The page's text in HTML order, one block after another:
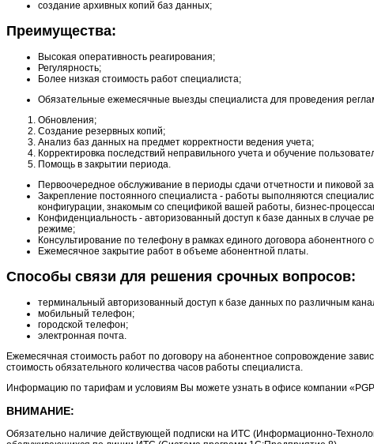
создание архивных копий баз данных;
Преимущества:
Высокая оперативность реагирования;
Регулярность;
Более низкая стоимость работ специалиста;
Обязательные ежемесячные выезды специалиста для проведения
Обновления;
Создание резервных копий;
Анализ баз данных на предмет корректности ведения учета;
Корректировка последствий неправильного учета и обучение
Помощь в закрытии периода.
Первоочередное обслуживание в периоды сдачи отчетности и пиковой
Закрепление постоянного специалиста - работы выполняются
конфигурации, знакомым со спецификой вашей работы, бизнес-
Конфиденциальность - авторизованный доступ к базе данных в случае
режиме;
Консультирование по телефону в рамках единого договора абонентного
Ежемесячное закрытие работ в объеме абонентной платы.
Способы связи для решения срочных вопросов:
терминальный авторизованный доступ к базе данных по различным
мобильный телефон;
городской телефон;
электронная почта.
Ежемесячная стоимость работ по договору на абонентное сопровождение
стоимость обязательного количества часов работы специалиста.
Информацию по тарифам и условиям Вы можете узнать в офисе компании
ВНИМАНИЕ:
Обязательно наличие действующей подписки на ИТС (Информационно-